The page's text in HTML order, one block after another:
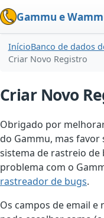
Gammu e
InícioBanco de dados
Criar Novo Registro
Criar Novo
Obrigado por
do Gammu, mas favor
sistema de rastreio de
problema com o
rastreador de bugs.
Os campos de email